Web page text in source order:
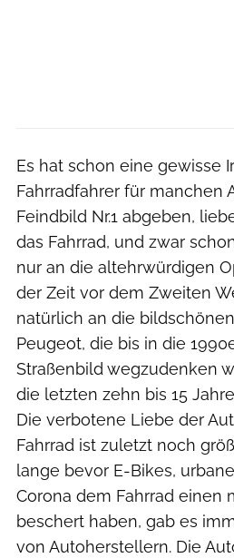
Es hat schon eine gewisse
Fahrradfahrer für manchen
Feindbild Nr.1 abgeben,
das Fahrrad, und zwar
nur an die altehrwürdigen
der Zeit vor dem Zweiten
natürlich an die
Peugeot, die bis in die
Straßenbild wegzudenken
die letzten zehn bis 15
Die verbotene Liebe der
Fahrrad ist zuletzt noch
lange bevor E-Bikes,
Corona dem Fahrrad einen
beschert haben, gab es
von Autoherstellern. Die